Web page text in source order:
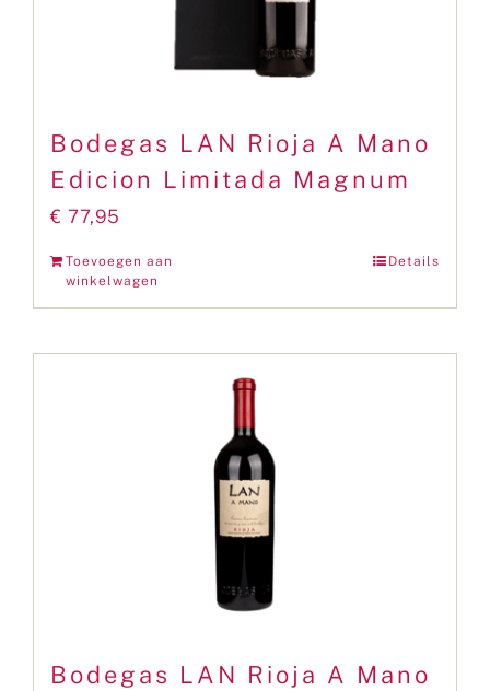
Bodegas LAN Rioja A Mano
Edicion Limitada Magnum
€ 77,95
Toevoegen aan
winkelwagen
Details
Bodegas LAN Rioja A Mano